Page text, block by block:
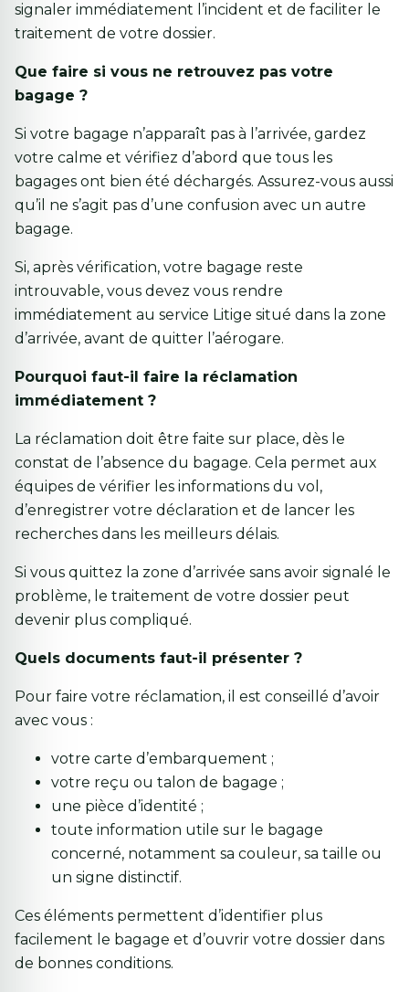
signaler immédiatement l’incident et de faciliter le
traitement de votre dossier.
Que faire si vous ne retrouvez pas votre
bagage ?
Si votre bagage n’apparaît pas à l’arrivée, gardez
votre calme et vérifiez d’abord que tous les
bagages ont bien été déchargés. Assurez-vous aussi
qu’il ne s’agit pas d’une confusion avec un autre
bagage.
Si, après vérification, votre bagage reste
introuvable, vous devez vous rendre
immédiatement au service Litige situé dans la zone
d’arrivée, avant de quitter l’aérogare.
Pourquoi faut-il faire la réclamation
immédiatement ?
La réclamation doit être faite sur place, dès le
constat de l’absence du bagage. Cela permet aux
équipes de vérifier les informations du vol,
d’enregistrer votre déclaration et de lancer les
recherches dans les meilleurs délais.
Si vous quittez la zone d’arrivée sans avoir signalé le
problème, le traitement de votre dossier peut
devenir plus compliqué.
Quels documents faut-il présenter ?
Pour faire votre réclamation, il est conseillé d’avoir
avec vous :
votre carte d’embarquement ;
votre reçu ou talon de bagage ;
une pièce d’identité ;
toute information utile sur le bagage
concerné, notamment sa couleur, sa taille ou
un signe distinctif.
Ces éléments permettent d’identifier plus
facilement le bagage et d’ouvrir votre dossier dans
de bonnes conditions.